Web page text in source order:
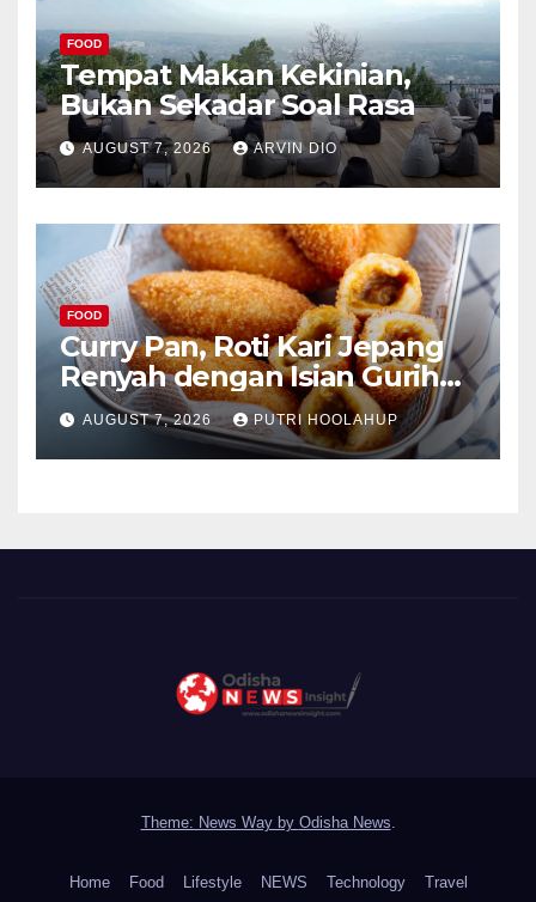
FOOD
Tempat Makan Kekinian,
Bukan Sekadar Soal Rasa
AUGUST 7, 2026 ARVIN DIO
FOOD
Curry Pan, Roti Kari Jepang
Renyah dengan Isian Gurih
Menggoda
AUGUST 7, 2026 PUTRI HOOLAHUP
Theme: News Way by Odisha News
Home Food Lifestyle NEWS Technology Travel